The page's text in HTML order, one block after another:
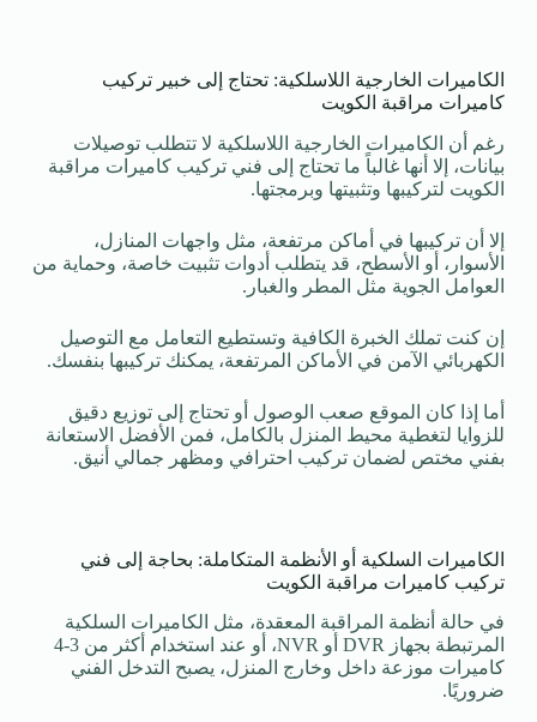
الكاميرات الخارجية اللاسلكية: تحتاج إلى خبير تركيب
كاميرات مراقبة الكويت
رغم أن الكاميرات الخارجية اللاسلكية لا تتطلب توصيلات
بيانات، إلا أنها غالباً ما تحتاج إلى فني تركيب كاميرات مراقبة
الكويت لتركيبها وتثبيتها وبرمجتها.
إلا أن تركيبها في أماكن مرتفعة، مثل واجهات المنازل،
الأسوار، أو الأسطح، قد يتطلب أدوات تثبيت خاصة، وحماية من
العوامل الجوية مثل المطر والغبار.
إن كنت تملك الخبرة الكافية وتستطيع التعامل مع التوصيل
الكهربائي الآمن في الأماكن المرتفعة، يمكنك تركيبها بنفسك.
أما إذا كان الموقع صعب الوصول أو تحتاج إلى توزيع دقيق
للزوايا لتغطية محيط المنزل بالكامل، فمن الأفضل الاستعانة
بفني مختص لضمان تركيب احترافي ومظهر جمالي أنيق.
الكاميرات السلكية أو الأنظمة المتكاملة: بحاجة إلى فني
تركيب كاميرات مراقبة الكويت
في حالة أنظمة المراقبة المعقدة، مثل الكاميرات السلكية
المرتبطة بجهاز DVR أو NVR، أو عند استخدام أكثر من 3-4
كاميرات موزعة داخل وخارج المنزل، يصبح التدخل الفني
ضروريًا.